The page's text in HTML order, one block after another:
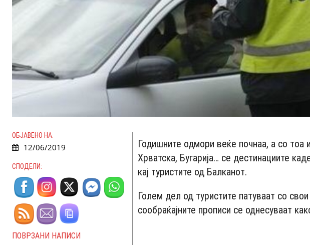
ОБЈАВЕНО НА:
12/06/2019
СПОДЕЛИ:
ПОВРЗАНИ НАПИСИ
Годишните одмори веќе почнаа, а со тоа
Хрватска, Бугарија… се дестинациите
кај туристите од Балканот.
Голем дел од туристите патуваат со
сообраќајните прописи се однесуваат